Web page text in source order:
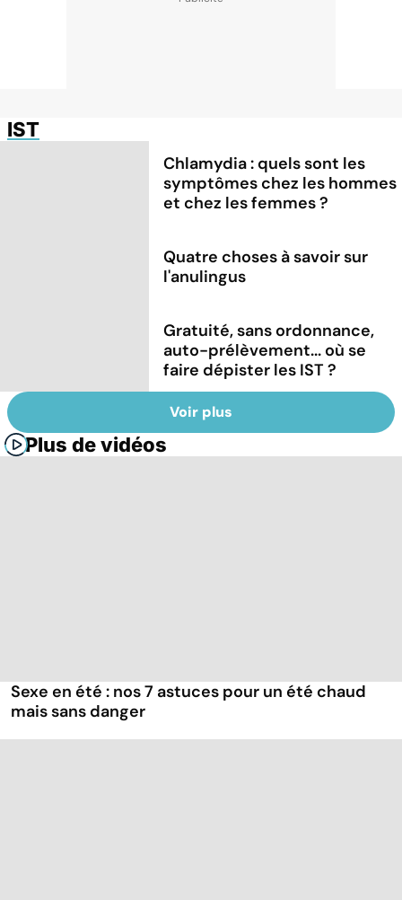
IST
Chlamydia : quels sont les
symptômes chez les hommes
et chez les femmes ?
Quatre choses à savoir sur
l'anulingus
Gratuité, sans ordonnance,
auto-prélèvement... où se
faire dépister les IST ?
Voir plus
Plus de vidéos
Sexe en été : nos 7 astuces pour un été chaud
mais sans danger